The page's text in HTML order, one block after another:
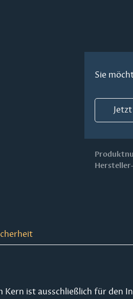
Sie
ist ausschließlich für den